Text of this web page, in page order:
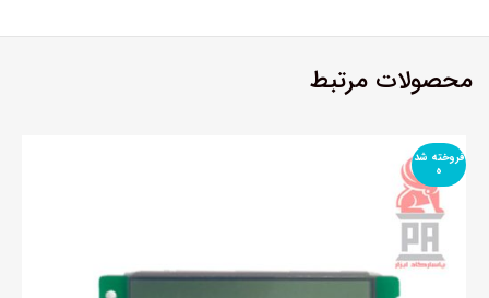
محصولات مرتبط
فروخته شد
ه